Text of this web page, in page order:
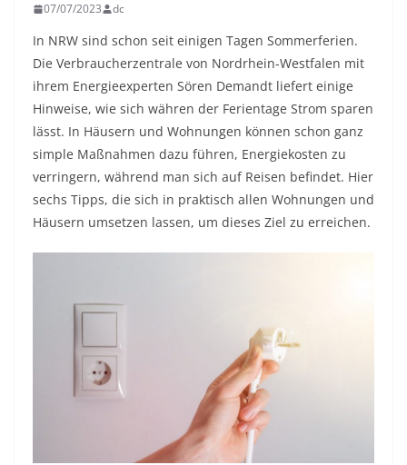
07/07/2023 dc
In NRW sind schon seit einigen Tagen Sommerferien.
Die Verbraucherzentrale von Nordrhein-Westfalen mit
ihrem Energieexperten Sören Demandt liefert einige
Hinweise, wie sich währen der Ferientage Strom sparen
lässt. In Häusern und Wohnungen können schon ganz
simple Maßnahmen dazu führen, Energiekosten zu
verringern, während man sich auf Reisen befindet. Hier
sechs Tipps, die sich in praktisch allen Wohnungen und
Häusern umsetzen lassen, um dieses Ziel zu erreichen.